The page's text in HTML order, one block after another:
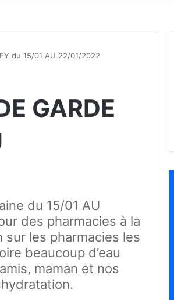
du 15/01 AU 22/01/2022
GARDE
du 15/01 AU
des pharmacies à la
les pharmacies les
beaucoup d’eau
maman et nos